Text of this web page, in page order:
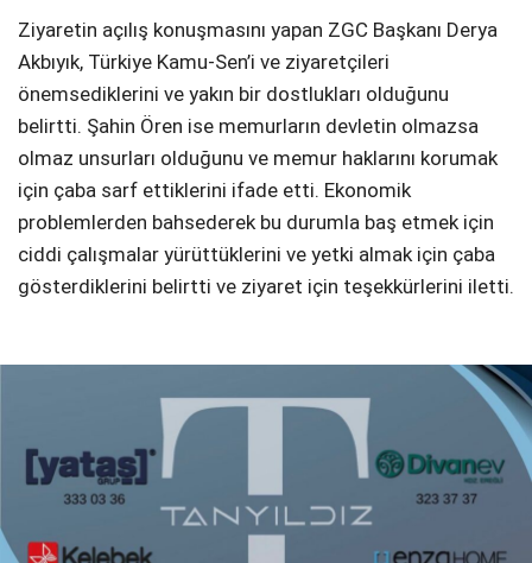
Ziyaretin açılış konuşmasını yapan ZGC Başkanı Derya
Akbıyık, Türkiye Kamu-Sen’i ve ziyaretçileri
önemsediklerini ve yakın bir dostlukları olduğunu
belirtti. Şahin Ören ise memurların devletin olmazsa
olmaz unsurları olduğunu ve memur haklarını korumak
için çaba sarf ettiklerini ifade etti. Ekonomik
problemlerden bahsederek bu durumla baş etmek için
ciddi çalışmalar yürüttüklerini ve yetki almak için çaba
gösterdiklerini belirtti ve ziyaret için teşekkürlerini iletti.